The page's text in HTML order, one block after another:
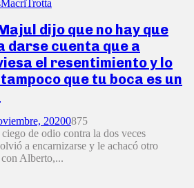
MacriTrotta
dijo que no hay que
darse cuenta que a
el resentimiento y lo
que tu boca es un
20200875
de odio contra la dos veces
a encarnizarse y le achacó otro
Alberto,...